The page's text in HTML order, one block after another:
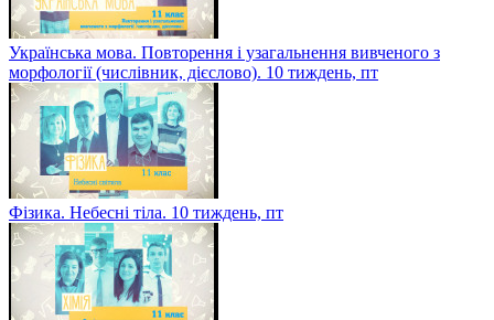
Українська мова. Повторення і узагальнення вивченого з
морфології (числівник, дієслово). 10 тиждень, пт
Фізика. Небесні тіла. 10 тиждень, пт